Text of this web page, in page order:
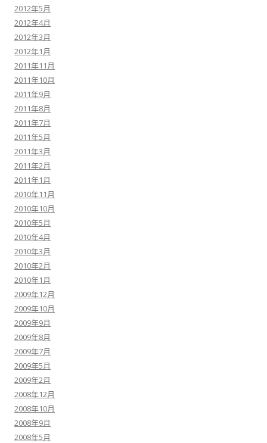
2012年5月
2012年4月
2012年3月
2012年1月
2011年11月
2011年10月
2011年9月
2011年8月
2011年7月
2011年5月
2011年3月
2011年2月
2011年1月
2010年11月
2010年10月
2010年5月
2010年4月
2010年3月
2010年2月
2010年1月
2009年12月
2009年10月
2009年9月
2009年8月
2009年7月
2009年5月
2009年2月
2008年12月
2008年10月
2008年9月
2008年5月